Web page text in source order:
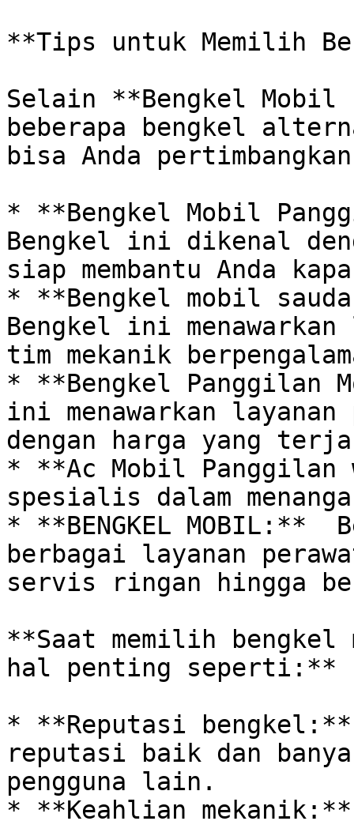
**Tips untuk Memilih
Selain **Bengkel Mobil
beberapa bengkel
bisa Anda
* **Bengkel Mobil
Bengkel ini dikenal
siap membantu Anda
* **Bengkel mobil
Bengkel ini
tim mekanik
* **Bengkel Panggilan
ini menawarkan
dengan harga yang
* **Ac Mobil Panggilan
spesialis dalam
* **BENGKEL MOBIL:**
berbagai layanan
servis ringan hingga
**Saat memilih
hal penting seperti:**
* **Reputasi
reputasi baik dan
pengguna lain.
* **Keahlian